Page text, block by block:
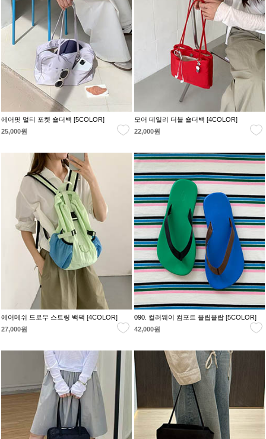
에어핏 멀티 포켓 숄더백 [5COLOR]
25,000원
모어 데일리 더블 숄더백 [4COLOR]
22,000원
에어메쉬 드로우 스트링 백팩 [4COLOR]
27,000원
090. 컬러웨이 컴포트 플립플랍 [5COLOR]
42,000원